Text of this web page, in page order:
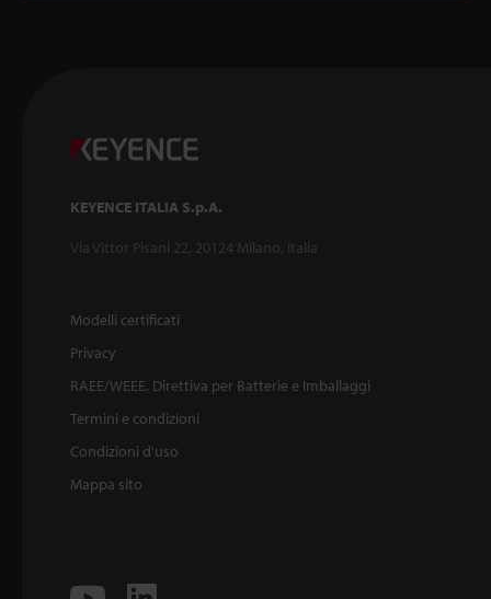
KEYENCE ITALIA S.p.A.
Via Vittor Pisani 22, 20124 Milano, Italia
Modelli certificati
Privacy
RAEE/WEEE, Direttiva per Batterie e Imballaggi
Termini e condizioni
Condizioni d'uso
Mappa sito